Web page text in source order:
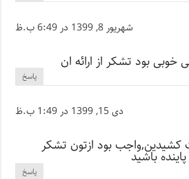
شهریور 8, 1399 در 6:49 ب.ظ
خوبی بود تشکر از ارائه ان
پاسخ
دی 15, 1399 در 1:49 ب.ظ
کشیدین,واجب بود ازتون تشکر
باشید
پاسخ